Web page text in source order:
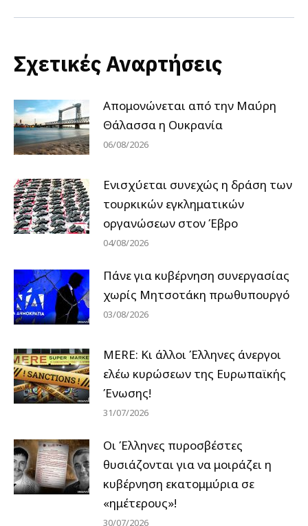
Σχετικές Αναρτήσεις
Απομονώνεται από την Μαύρη
Θάλασσα η Ουκρανία
06/08/2026
Ενισχύεται συνεχώς η δράση των
τουρκικών εγκληματικών
οργανώσεων στον Έβρο
04/08/2026
Πάνε για κυβέρνηση συνεργασίας
χωρίς Μητσοτάκη πρωθυπουργό
03/08/2026
MERE: Κι άλλοι Έλληνες άνεργοι
ελέω κυρώσεων της Ευρωπαϊκής
Ένωσης!
31/07/2026
Οι Έλληνες πυροσβέστες
θυσιάζονται για να μοιράζει η
κυβέρνηση εκατομμύρια σε
«ημέτερους»!
30/07/2026